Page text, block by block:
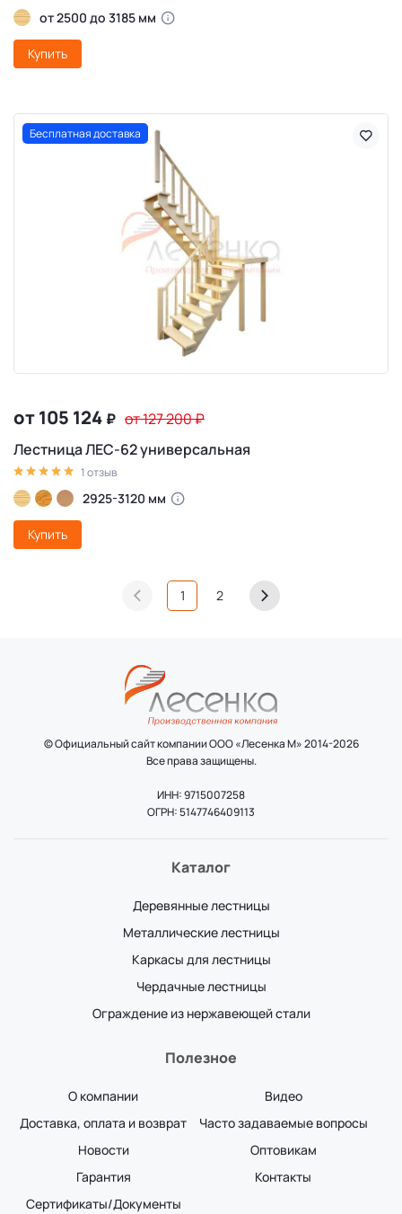
от 2500 до 3185 мм
Купить
Бесплатная доставка
от 105 124 ₽ от 127 200₽
Лестница ЛЕС-62 универсальная
1 отзыв
2925-3120 мм
Купить
1 2
© Официальный сайт компании ООО «Лесенка М» 2014-2026
Все права защищены.
ИНН: 9715007258
ОГРН: 5147746409113
Каталог
Деревянные лестницы
Металлические лестницы
Каркасы для лестницы
Чердачные лестницы
Ограждение из нержавеющей стали
Полезное
О компании
Доставка, оплата и возврат
Новости
Гарантия
Сертификаты/Документы
Видео
Часто задаваемые вопросы
Оптовикам
Контакты